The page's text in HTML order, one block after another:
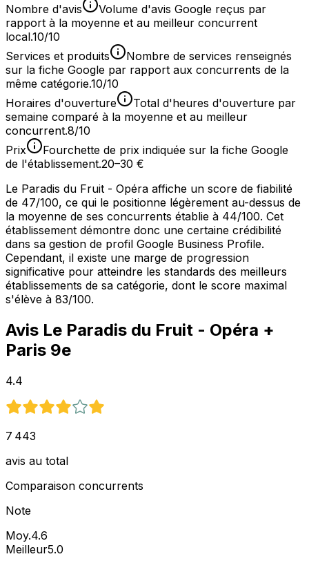
Nombre d'avis
Volume d'avis Google reçus par
rapport à la moyenne et au meilleur concurrent
local.10/10
Services et produits
Nombre de services renseignés
sur la fiche Google par rapport aux concurrents de la
même catégorie.10/10
Horaires d'ouverture
Total d'heures d'ouverture par
semaine comparé à la moyenne et au meilleur
concurrent.8/10
Prix
Fourchette de prix indiquée sur la fiche Google
de l'établissement.20–30 €
Le Paradis du Fruit - Opéra affiche un score de fiabilité
de 47/100, ce qui le positionne légèrement au-dessus de
la moyenne de ses concurrents établie à 44/100. Cet
établissement démontre donc une certaine crédibilité
dans sa gestion de profil Google Business Profile.
Cependant, il existe une marge de progression
significative pour atteindre les standards des meilleurs
établissements de sa catégorie, dont le score maximal
s'élève à 83/100.
Avis Le Paradis du Fruit - Opéra +
Paris 9e
4.4
7 443
avis au total
Comparaison concurrents
Note
Moy.4.6
Meilleur5.0